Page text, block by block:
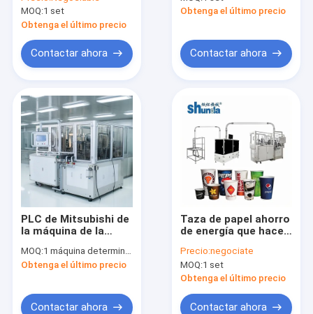
el seguimiento
fotoeléctrico
MOQ:1 set
Obtenga el último precio
Contactar ahora
taza de papel del PE
Obtenga el último precio
Contactar ahora
PLC de Mitsubishi de
la máquina de la
taza de papel del
café con la
MOQ:1 máquina determinada de la taza de papel
Obtenga el último precio
Contactar ahora
Taza de papel ahorro
de energía que hace
máquina rápido para
la taza de Cofee
Precio:negociate
MOQ:1 set
Obtenga el último precio
Contactar ahora